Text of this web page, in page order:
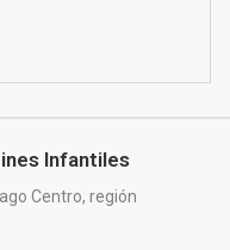
Infantiles
Centro, región